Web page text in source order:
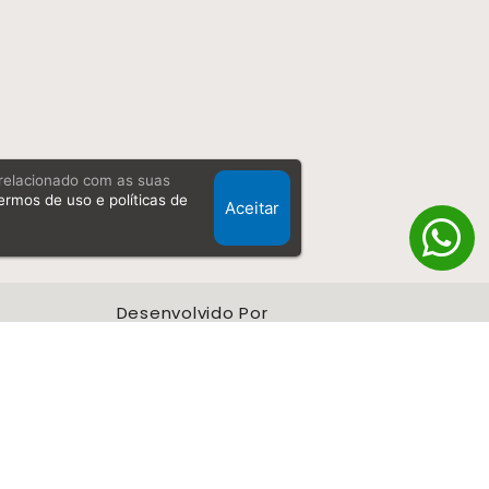
Desenvolvido Por
com as suas
de uso e políticas de
Aceitar